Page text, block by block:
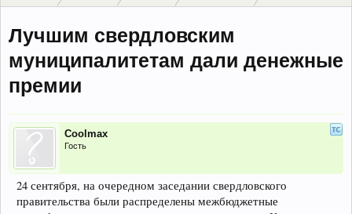
Лучшим свердловским
муниципалитетам дали денежные
премии
Coolmax
Гость
24 сентября, на очередном заседании свердловского
правительства были распределены межбюджетные